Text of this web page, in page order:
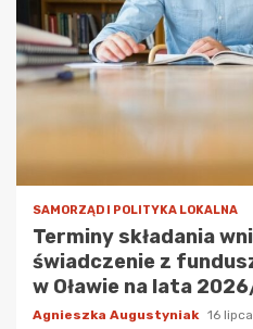
SAMORZĄD I POLITYKA LOKALNA
Terminy składania
świadczenie z
w Oławie na lata
Agnieszka Augustyniak 16